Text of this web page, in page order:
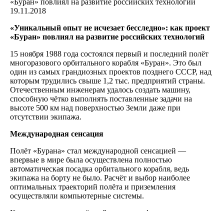
19.11.2018
«Уникальный опыт не исчезает бесследно»: как проект
«Буран» повлиял на развитие российских технологий
15 ноября 1988 года состоялся первый и последний полёт
многоразового орбитального корабля «Буран». Это был
один из самых грандиозных проектов позднего СССР, над
которым трудились свыше 1,2 тыс. предприятий страны.
Отечественным инженерам удалось создать машину,
способную чётко выполнять поставленные задачи на
высоте 500 км над поверхностью Земли даже при
отсутствии экипажа.
Международная сенсация
Полёт «Бурана» стал международной сенсацией —
впервые в мире была осуществлена полностью
автоматическая посадка орбитального корабля, ведь
экипажа на борту не было. Расчёт и выбор наиболее
оптимальных траекторий полёта и приземления
осуществляли компьютерные системы.